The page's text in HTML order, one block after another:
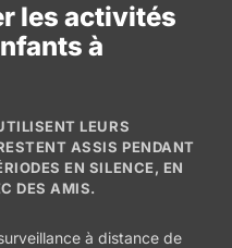
les activités
à
LEURS
ASSIS PENDANT
EN SILENCE, EN
DES AMIS.
à distance de